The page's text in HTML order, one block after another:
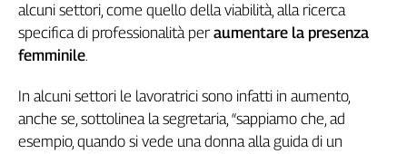
Easy
Inserti
Diffusa
InFlai
alcuni settori, come quello della viabilità, alla ricerca
specifica di professionalità peraumentare la presenza
femminile.
In alcuni settori le lavoratrici sono infatti in aumento,
anche se, sottolinea la segretaria, “sappiamo che, ad
esempio, quando si vede una donna alla guida di un